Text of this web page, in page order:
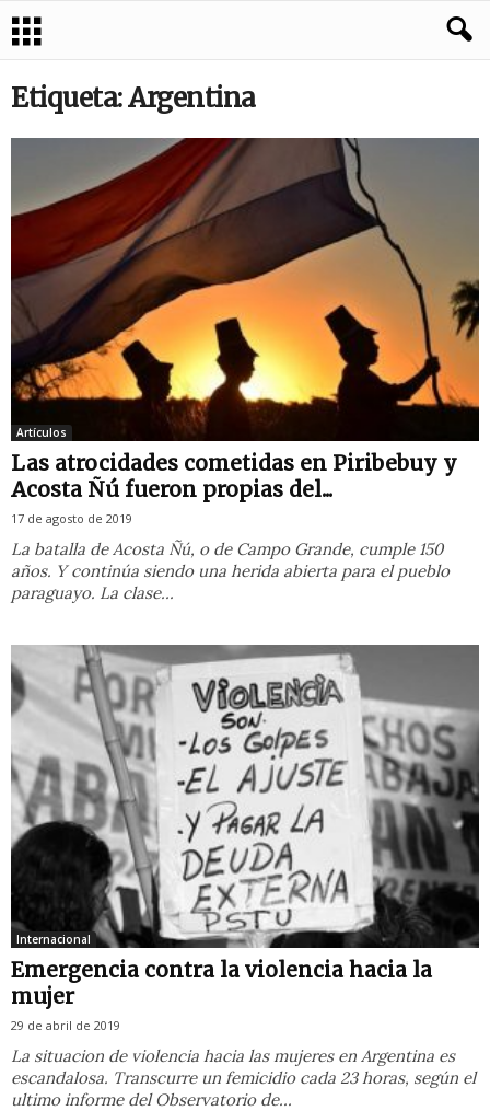
Etiqueta: Argentina
Artículos
Las atrocidades cometidas en Piribebuy y
Acosta Ñú fueron propias del...
17 de agosto de 2019
La batalla de Acosta Ñú, o de Campo Grande, cumple 150
años. Y continúa siendo una herida abierta para el pueblo
paraguayo. La clase...
Internacional
Emergencia contra la violencia hacia la
mujer
29 de abril de 2019
La situacion de violencia hacia las mujeres en Argentina es
escandalosa. Transcurre un femicidio cada 23 horas, según el
ultimo informe del Observatorio de...